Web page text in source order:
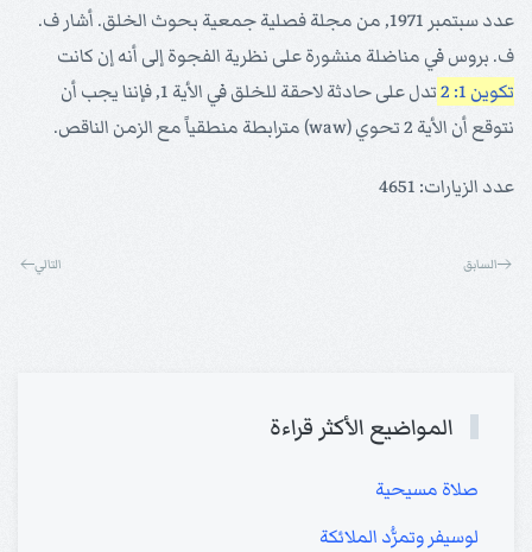
عدد سبتمبر 1971, من مجلة فصلية جمعية بحوث الخلق. أشار ف.
ف. بروس في مناضلة منشورة على نظرية الفجوة إلى أنه إن كانت
تكوين 1: 2
تدل على حادثة لاحقة للخلق في الأية 1, فإننا يجب أن
نتوقع أن الأية 2 تحوي (waw) مترابطة منطقياً مع الزمن الناقص.
عدد الزيارات: 4651
السابق التالي
المواضيع الأكثر قراءة
صلاة مسيحية
لوسيفر وتمرُّد الملائكة